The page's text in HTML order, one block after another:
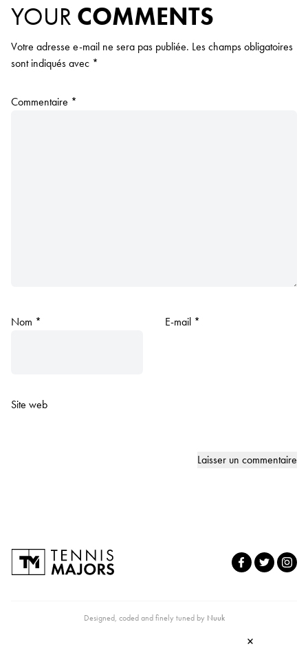
YOUR COMMENTS
Votre adresse e-mail ne sera pas publiée. Les champs obligatoires
sont indiqués avec *
Commentaire *
Nom * E-mail *
Site web
Designed, coded and finely tuned by Nuuk
×